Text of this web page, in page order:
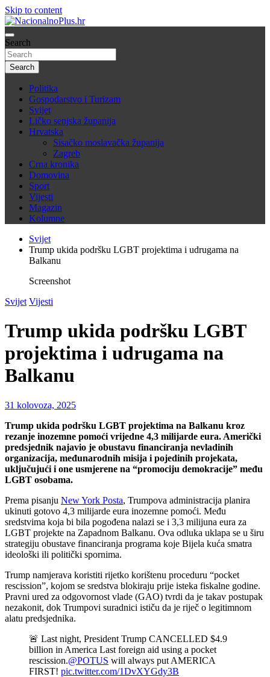
Skip to content
NacionalnoPlus.hr
Nacija želi znati više
Search
Search
Politika
Gospodarstvo i Turizam
Svijet
Ličko senjska županija
Hrvatska
Sisačko moslavačka županija
Zagreb
Crna kronika
Domovina
Sport
Vijesti
Magazin
Kolumne
Svijet
Trump ukida podršku LGBT projektima i udrugama na
Balkanu
Screenshot
Svijet Vijesti
Trump ukida podršku LGBT
projektima i udrugama na
Balkanu
31 kolovoza, 2025
Trump ukida podršku LGBT projektima na Balkanu kroz
rezanje inozemne pomoći vrijedne 4,3 milijarde eura. Američki
predsjednik najavio je obustavu financiranja nevladinih
organizacija, međunarodnih misija i pojedinih projekata,
uključujući i one usmjerene na “promociju demokracije” među
LGBT osobama.
Prema pisanju New York Posta, Trumpova administracija planira
ukinuti gotovo 4,3 milijarde eura inozemne pomoći. Među
sredstvima koja bi bila pogođena nalazi se i 3,3 milijuna eura za
LGBT projekte na Zapadnom Balkanu. Ova odluka uklapa se u širu
strategiju obustave financiranja programa koje Bijela kuća smatra
ideološki ili politički spornima.
Trump namjerava koristiti rijetko korištenu proceduru “pocket
rescission”, kojom se sredstva blokiraju prije isteka fiskalne godine.
Pravni ured za odgovornost vlade (GAO) tvrdi da je takav postupak
nezakonit, dok Trumpovi suradnici ističu da je riječ o legitimnom
alatu predsjednika.
🚨 Last night, President Trump CANCELLED $4.9
billion in America Last foreign aid using a pocket
rescission.@POTUS will always put AMERICA
FIRST! pic.twitter.com/1DvXYGdy3B